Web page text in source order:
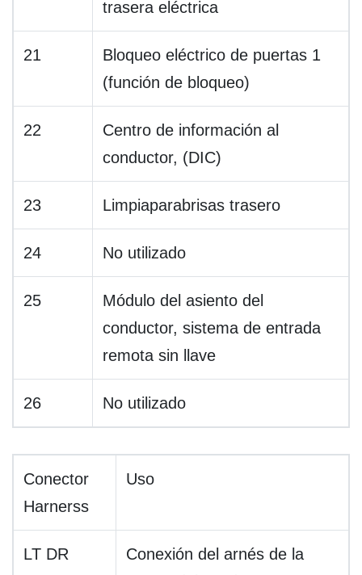
trasera eléctrica
21
Bloqueo eléctrico de puertas 1
(función de bloqueo)
22
Centro de información al
conductor, (DIC)
23 Limpiaparabrisas trasero
24 No utilizado
25
Módulo del asiento del
conductor, sistema de entrada
remota sin llave
26 No utilizado
Conector
Harnerss
Uso
LT DR
Conexión del arnés de la